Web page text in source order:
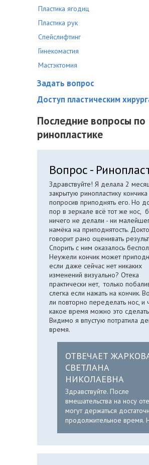
Пластика ягодиц
Пластика рук
Спейслифтинг
Гинекомастия
Мастэктомия
Задать вопрос
Доступ пластическим
Последние вопросы по
ринопластике
Вопрос -
Здравствуйте! Я делала 2
закрытую ринопластику кончика
попросив приподнять его. Но
пор в зеркале всё тот же нос,
ничего не делали - ни
намёка на приподнятость.
говорит рано оценивать
Спорить с ним оказалось
Неужели кончик может
если даже сейчас нет никаких
изменений визуально? Отека
практически нет, только
слегка если нажать на кончик.
ли повторно переделать нос, и
какое время можно это
Видимо я впустую потратила
время.
ОТВЕЧАЕТ
СВЕТЛАНА
НИКОЛАЕВНА
Здравствуйте. После
вмешательства на носу
могут держаться
продолжительное время.